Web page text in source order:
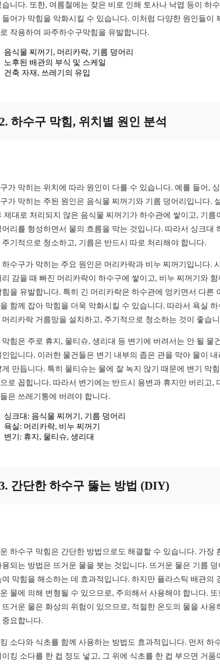
습니다. 또한, 여름철에는 잦은 비로 인해 토사나 낙엽 등이 하
들어가 막힘을 악화시킬 수 있습니다. 이처럼 다양한 원인들이
작용하여 파주하수구막힘을 유발합니다.
음식물 찌꺼기, 머리카락, 기름 덩어리
노후된 배관의 부식 및 스케일
건축 자재, 쓰레기의 유입
하수구 막힘, 위치별 원인 분석
가 막히는 위치에 따라 원인이 다를 수 있습니다. 예를 들어,
가 막히는 주된 원인은 음식물 찌꺼기와 기름 덩어리입니다.
제대로 처리되지 않은 음식물 찌꺼기가 하수관에 쌓이고, 기름
어리를 형성하면서 물의 흐름을 막는 것입니다. 따라서 싱크대
주기적으로 청소하고, 기름은 반드시 따로 처리해야 합니다.
하수구가 막히는 주요 원인은 머리카락과 비누 찌꺼기입니다.
리 감을 때 빠진 머리카락이 하수구에 쌓이고, 비누 찌꺼기와 함
힘을 유발합니다. 특히 긴 머리카락은 하수관에 엉키면서 다른
함께 잡아 막힘을 더욱 악화시킬 수 있습니다. 따라서 욕실 하
머리카락 거름망을 설치하고, 주기적으로 청소하는 것이 좋습
막힘은 주로 휴지, 물티슈, 생리대 등 변기에 버려서는 안 될 물
인입니다. 이러한 물건들은 변기 내부의 좁은 관을 막아 물이 내
게 만듭니다. 특히 물티슈는 물에 잘 녹지 않기 때문에 변기 막
로 꼽힙니다. 따라서 변기에는 반드시 용변과 휴지만 버리고,
은 쓰레기통에 버려야 합니다.
싱크대: 음식물 찌꺼기, 기름 덩어리
욕실: 머리카락, 비누 찌꺼기
변기: 휴지, 물티슈, 생리대
간단한 하수구 뚫는 방법 (DIY)
하수구 막힘은 간단한 방법으로도 해결할 수 있습니다. 가장
용되는 방법은 뜨거운 물을 붓는 것입니다. 뜨거운 물은 기름 덩
여 막힘을 해소하는 데 효과적입니다. 하지만 플라스틱 배관의
물에 의해 변형될 수 있으므로, 주의해서 사용해야 합니다. 또
뜨거운 물은 화상의 위험이 있으므로, 적절한 온도의 물을 사용
중요합니다.
소다와 식초를 함께 사용하는 방법도 효과적입니다. 먼저 하
이킹 소다를 한 컵 정도 넣고, 그 위에 식초를 한 컵 부으면 거품